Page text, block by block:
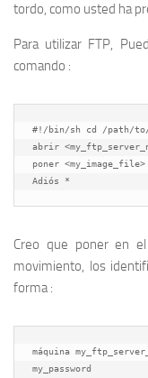
tordo, como usted ha
Para utilizar FTP,
comando :
#!/bin/sh cd /path/
abrir
poner <my_image_file>
Creo que poner en
movimiento, los
forma :
máquina
my_password